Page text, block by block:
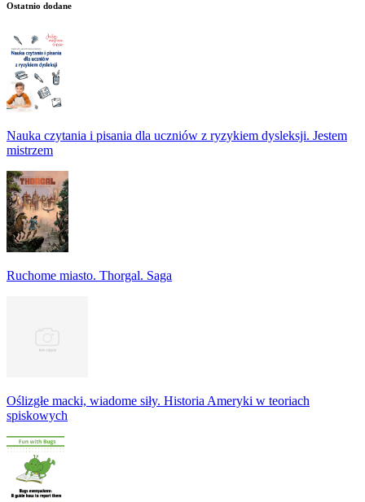
Ostatnio dodane
Nauka czytania i pisania dla uczniów z ryzykiem dysleksji. Jestem
mistrzem
Ruchome miasto. Thorgal. Saga
Oślizgłe macki, wiadome siły. Historia Ameryki w teoriach
spiskowych